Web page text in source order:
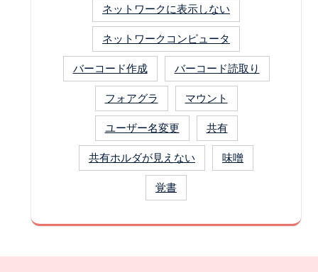
ネットワークに表示しない
ネットワークコンピュータ
バーコード作成 バーコード読取り
フォアグラ マウント
ユーザー名変更 共有
共有ホルダが見えない 味噌
覚書